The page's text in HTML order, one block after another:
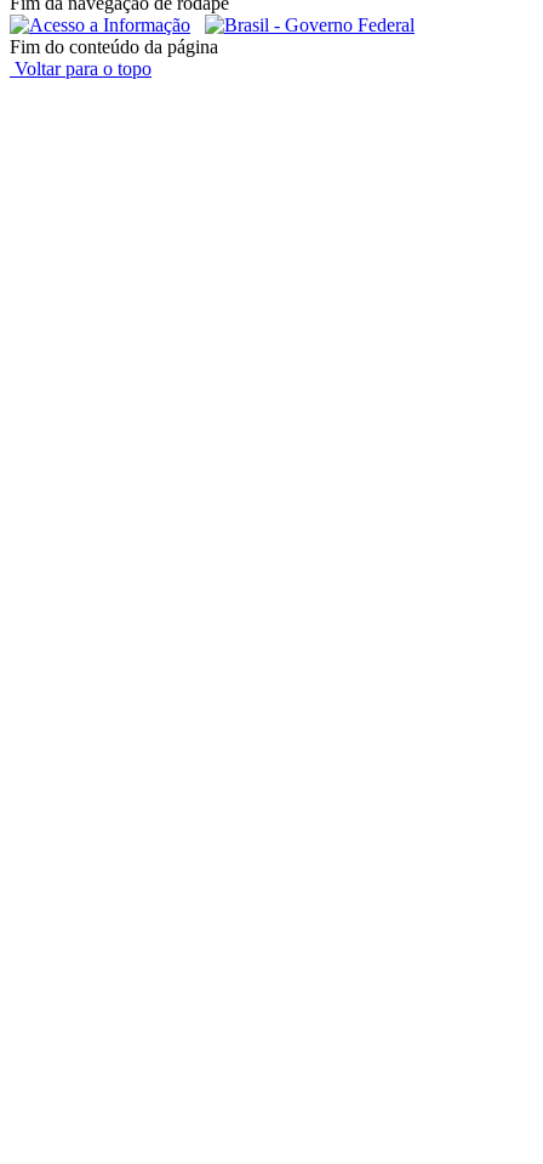
Fim do conteúdo da página
Voltar para o topo